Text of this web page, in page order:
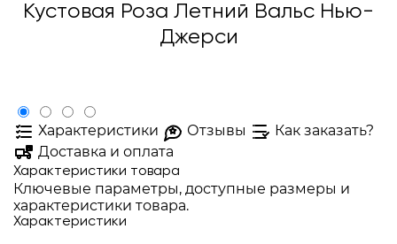
Кустовая Роза Летний Вальс Нью-
Джерси
Характеристики Отзывы
Как заказать?
Доставка и оплата
Характеристики товара
Ключевые параметры, доступные размеры и
характеристики товара.
Характеристики